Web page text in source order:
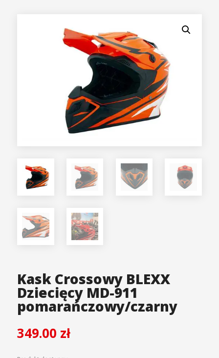
Kask Crossowy BLEXX
Dziecięcy MD-911
pomarańczowy/czarny
349.00 zł